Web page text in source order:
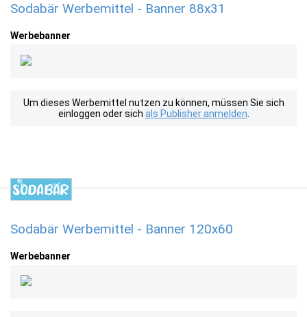
Sodabär Werbemittel - Banner 88x31
Werbebanner
Um dieses Werbemittel nutzen zu können, müssen Sie sich
einloggen oder sich als Publisher anmelden
Sodabär Werbemittel - Banner 120x60
Werbebanner